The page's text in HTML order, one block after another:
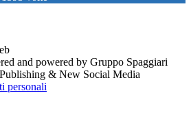
and powered by Gruppo Spaggiari
& New Social Media
personali